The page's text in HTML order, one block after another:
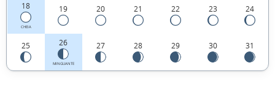
18
CHEIA
19 20 21 22 23 24
25 26
MINGUANTE
27 28 29 30 31